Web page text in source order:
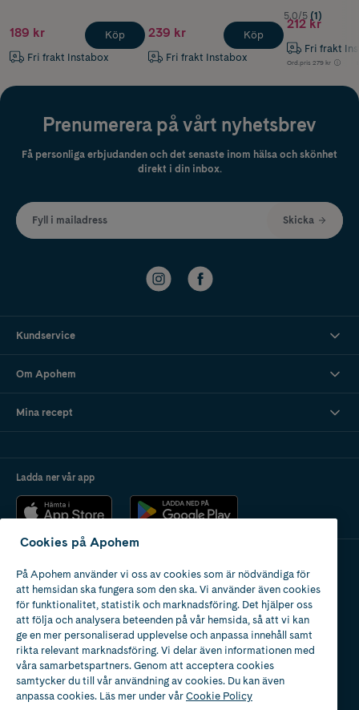
189 kr
Fri frakt Instabox
Köp 239 kr
Fri frakt Instabox
Köp
5.0/5 (1)
212 kr
Fri frakt
Ord.pris 279 kr
Prenumerera på vårt nyhetsbrev
Få personliga erbjudanden och det senaste inom hälsa och skönhet
direkt i din inbox.
Fyll i mailadress Skicka
Kundservice
Om Apohem
Mina recept
Ladda ner vår app
Apotek med tillstånd
av Läkemedelsverket
Cookies på Apohem
På Apohem använder vi oss av cookies som är nödvändiga för
att hemsidan ska fungera som den ska. Vi använder även cookies
för funktionalitet, statistik och marknadsföring. Det hjälper oss
att följa och analysera beteenden på vår hemsida, så att vi kan
ge en mer personaliserad upplevelse och anpassa innehåll samt
rikta relevant marknadsföring. Vi delar även informationen med
våra samarbetspartners. Genom att acceptera cookies
samtycker du till vår användning av cookies. Du kan även
anpassa cookies. Läs mer under vårCookie Policy